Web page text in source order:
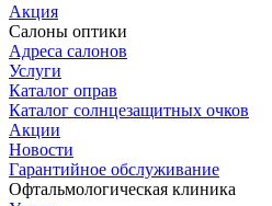
Акция
Салоны оптики
Адреса салонов
Услуги
Каталог оправ
Каталог солнцезащитных очков
Акции
Новости
Гарантийное обслуживание
Офтальмологическая клиника